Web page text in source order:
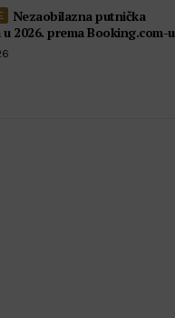
Nezaobilazna putnička
2026. prema Booking.com-u